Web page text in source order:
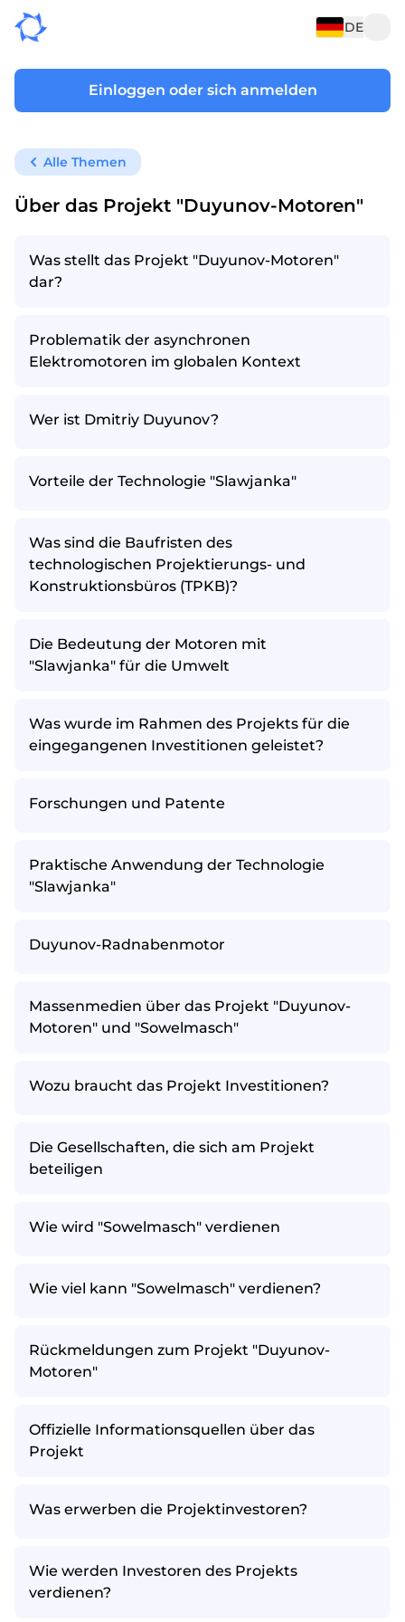
DE
Einloggen oder sich anmelden
Alle Themen
Über das Projekt "Duyunov-Motoren"
Was stellt das Projekt "Duyunov-Motoren"
dar?
Problematik der asynchronen
Elektromotoren im globalen Kontext
Wer ist Dmitriy Duyunov?
Vorteile der Technologie "Slawjanka"
Was sind die Baufristen des
technologischen Projektierungs- und
Konstruktionsbüros (TPKB)?
Die Bedeutung der Motoren mit
"Slawjanka" für die Umwelt
Was wurde im Rahmen des Projekts für die
eingegangenen Investitionen geleistet?
Forschungen und Patente
Praktische Anwendung der Technologie
"Slawjanka"
Duyunov-Radnabenmotor
Massenmedien über das Projekt "Duyunov-
Motoren" und "Sowelmasch"
Wozu braucht das Projekt Investitionen?
Die Gesellschaften, die sich am Projekt
beteiligen
Wie wird "Sowelmasch" verdienen
Wie viel kann "Sowelmasch" verdienen?
Rückmeldungen zum Projekt "Duyunov-
Motoren"
Offizielle Informationsquellen über das
Projekt
Was erwerben die Projektinvestoren?
Wie werden Investoren des Projekts
verdienen?